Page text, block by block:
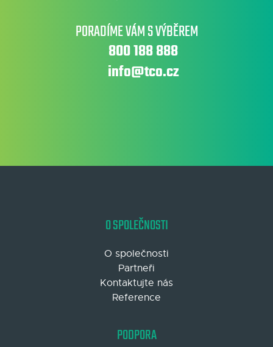
PORADÍME VÁM S VÝBĚREM
800 188 888
info@tco.cz
O SPOLEČNOSTI
O společnosti
Partneři
Kontaktujte nás
Reference
PODPORA